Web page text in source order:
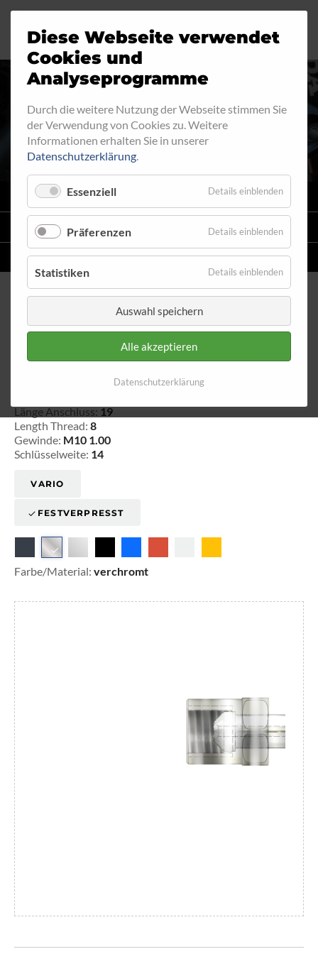
INNENGEWINDE - LOSE 610
VARIO
STAHLFLEX -LEITUNGSKITS FÜR MOTORRÄDER
EINZELLEITUNGENNACH MASS
Innengewinde - lose 610
Länge Anschluss: 19
Length Thread: 8
Gewinde: M10 1.00
Schlüsselweite: 14
VARIO
FESTVERPRESST
Farbe/Material: verchromt
Diese Webseite verwendet
Cookies und
Analyseprogramme
Durch die weitere Nutzung der Webseite stimmen Sie
der Verwendung von Cookies zu. Weitere
Informationen erhalten Sie in unserer
Datenschutzerklärung.
Essenziell Details einblenden
Präferenzen Details einblenden
Statistiken Details einblenden
Auswahl speichern
Alle akzeptieren
Datenschutzerklärung
Motorrad
Industrie
Automobil
Fahrrad
Ringfitting
Aussengewinde
Innengewinde
Hohlschrauben
Verteiler
Katalog
Jobs